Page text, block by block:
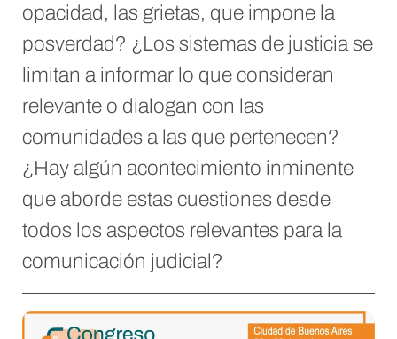
opacidad, las grietas, que impone la
posverdad? ¿Los sistemas de justicia se
limitan a informar lo que consideran
relevante o dialogan con las
comunidades a las que pertenecen?
¿Hay algún acontecimiento inminente
que aborde estas cuestiones desde
todos los aspectos relevantes para la
comunicación judicial?